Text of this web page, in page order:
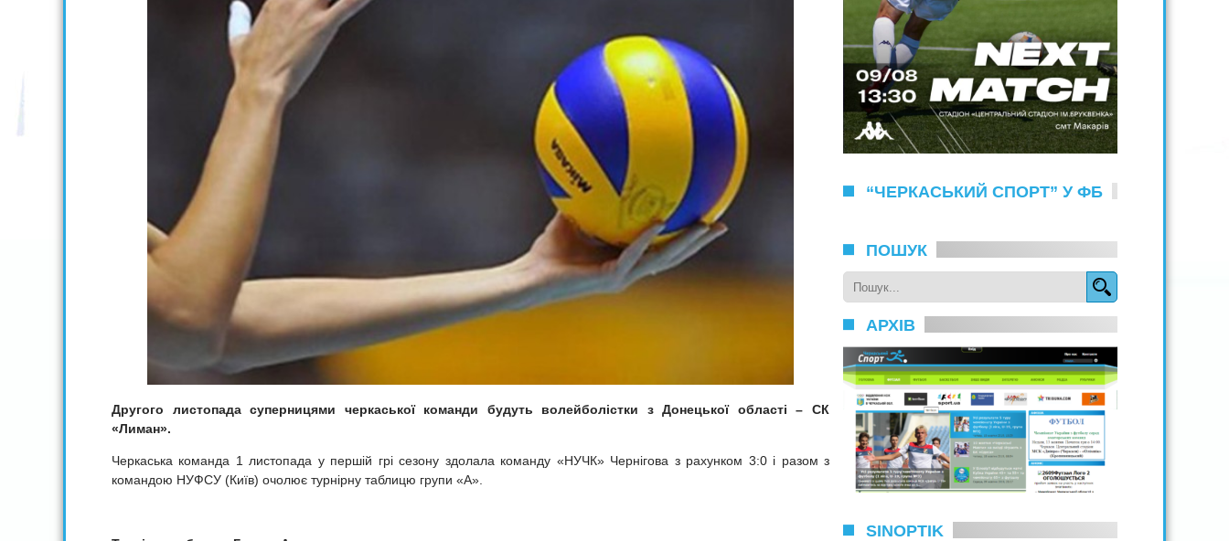
Другого листопада суперницями черкаської команди будуть волейболістки з Донецької області – СК
«Лиман».
Черкаська команда 1 листопада у першій грі сезону здолала команду «НУЧК» Чернігова з рахунком 3:0 і разом з
командою НУФСУ (Київ) очолює турнірну таблицю групи «А».
“ЧЕРКАСЬКИЙ СПОРТ” У ФБ
ПОШУК
АРХІВ
SINOPTIK